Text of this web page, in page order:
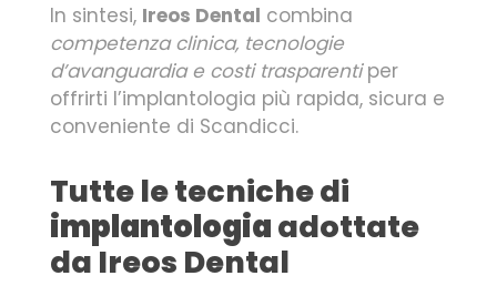
In sintesi, Ireos Dental combina
competenza clinica, tecnologie
d’avanguardia e costi trasparentiper
offrirti l’implantologia più rapida, sicura e
conveniente di Scandicci.
Tutte le tecniche di
implantologiaadottate
da Ireos Dental